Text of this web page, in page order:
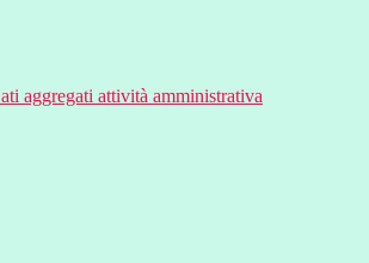
aggregati attività amministrativa